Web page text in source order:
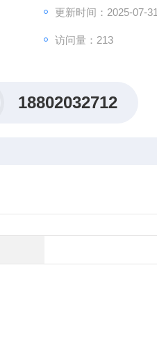
更新时间：2025-07-31
访问量：213
18802032712